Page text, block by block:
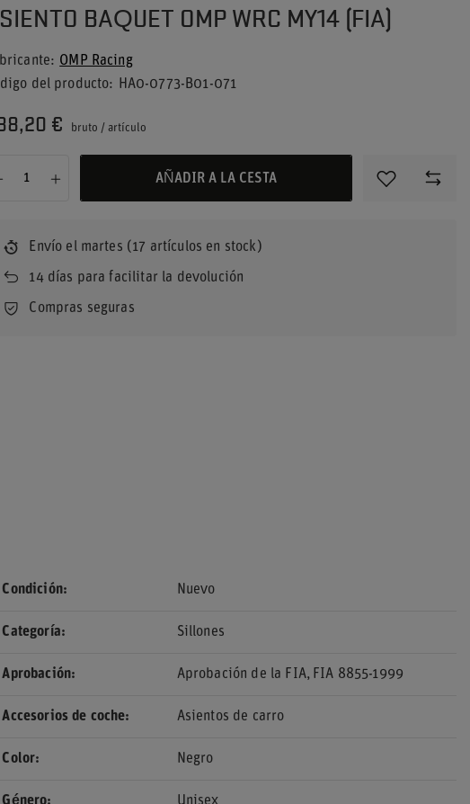
BAQUET OMP WRC MY14 (FIA)
OMP Racing
del producto
HA0-0773-B01-071
€ bruto /artículo
AÑADIR A LA CESTA
Envío el martes (17 artículos en stock)
14días para facilitar la devolución
Compras seguras
Condición Nuevo
Categoría Sillones
Aprobación Aprobación de la FIA FIA 8855-1999
Accesorios de coche Asientos de carro
Color Negro